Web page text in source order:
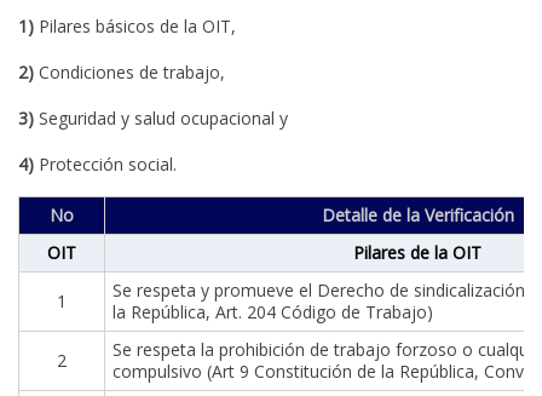
1) Pilares básicos de la OIT,
2) Condiciones de trabajo,
3) Seguridad y salud ocupacional y
4) Protección social.
No
Detalle de la Verificación
OIT
Pilares de la OIT
1
Se respeta y promueve el Derecho de sindicalización
la República, Art. 204 Código de Trabajo)
2
Se respeta la prohibición de trabajo forzoso o
compulsivo (Art 9 Constitución de la República,